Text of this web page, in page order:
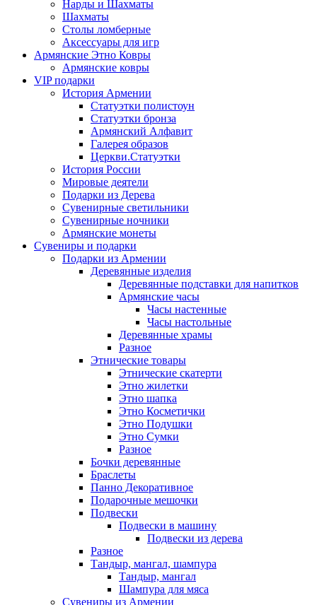
Нарды и Шахматы
Шахматы
Столы ломберные
Аксессуары для игр
Армянские Этно Ковры
Армянские ковры
VIP подарки
История Армении
Статуэтки полистоун
Статуэтки бронза
Армянский Алфавит
Галерея образов
Церкви.Статуэтки
История России
Мировые деятели
Подарки из Дерева
Сувенирные светильники
Сувенирные ночники
Армянские монеты
Сувениры и подарки
Подарки из Армении
Деревянные изделия
Деревянные подставки для напитков
Армянские часы
Часы настенные
Часы настольные
Деревянные храмы
Разное
Этнические товары
Этнические скатерти
Этно жилетки
Этно шапка
Этно Косметички
Этно Подушки
Этно Сумки
Разное
Бочки деревянные
Браслеты
Панно Декоративное
Подарочные мешочки
Подвески
Подвески в машину
Подвески из дерева
Разное
Тандыр, мангал, шампура
Тандыр, мангал
Шампура для мяса
Сувениры из Армении